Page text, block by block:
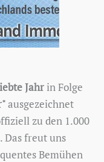
Jahr in Folge
ausgezeichnet
zu den 1.000
Das freut uns
Bemühen